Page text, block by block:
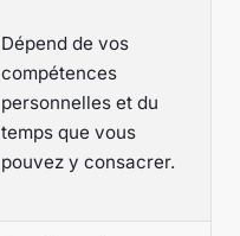
Dépend de vos
compétences
personnelles et du
temps que vous
pouvez y consacrer.